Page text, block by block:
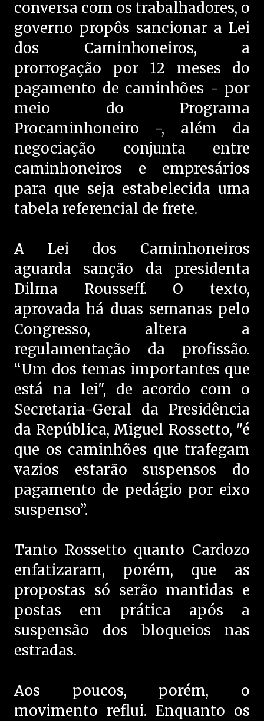
conversa com os trabalhadores, o
governo propôs sancionar a Lei
dos Caminhoneiros, a
prorrogação por 12 meses do
pagamento de caminhões - por
meio do Programa
Procaminhoneiro -, além da
negociação conjunta entre
caminhoneiros e empresários
para que seja estabelecida uma
tabela referencial de frete.
A Lei dos Caminhoneiros
aguarda sanção da presidenta
Dilma Rousseff. O texto,
aprovada há duas semanas pelo
Congresso, altera a
regulamentação da profissão.
“Um dos temas importantes que
está na lei", de acordo com o
Secretaria-Geral da Presidência
da República, Miguel Rossetto, "é
que os caminhões que trafegam
vazios estarão suspensos do
pagamento de pedágio por eixo
suspenso”.
Tanto Rossetto quanto Cardozo
enfatizaram, porém, que as
propostas só serão mantidas e
postas em prática após a
suspensão dos bloqueios nas
estradas.
Aos poucos, porém, o
movimento reflui. Enquanto os